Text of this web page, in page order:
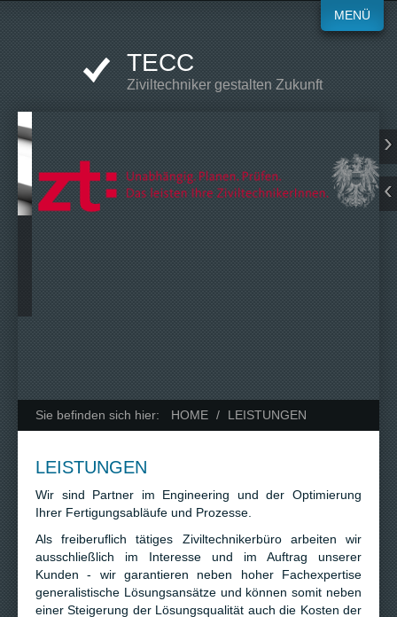
MENÜ
TECC
Ziviltechniker gestalten Zukunft
Sie befinden sich hier: HOME / LEISTUNGEN
LEISTUNGEN
Wir sind Partner im Engineering und der Optimierung
Ihrer Fertigungsabläufe und Prozesse.
Als freiberuflich tätiges Ziviltechnikerbüro arbeiten wir
ausschließlich im Interesse und im Auftrag unserer
Kunden - wir garantieren neben hoher Fachexpertise
generalistische Lösungsansätze und können somit neben
einer Steigerung der Lösungsqualität auch die Kosten der